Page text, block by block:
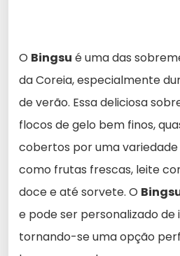
O Bingsu é uma das
da Coreia, especialmente
de verão. Essa deliciosa
flocos de gelo bem finos,
cobertos por uma
como frutas frescas, leite
doce e até sorvete. O
e pode ser personalizado de
tornando-se uma opção